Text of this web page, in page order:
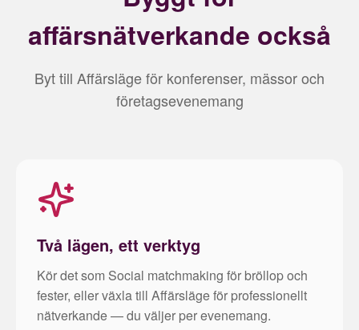
affärsnätverkande också
Byt till Affärsläge för konferenser, mässor och
företagsevenemang
Två lägen, ett verktyg
Kör det som Social matchmaking för bröllop och
fester, eller växla till Affärsläge för professionellt
nätverkande — du väljer per evenemang.